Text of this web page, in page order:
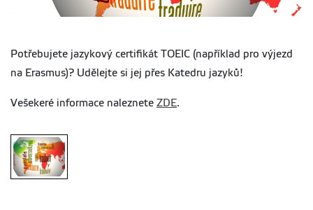
Potřebujete jazykový certifikát TOEIC (například pro výjezd
na Erasmus)? Udělejte si jej přes Katedru jazyků!
Vešekeré informace naleznete ZDE.